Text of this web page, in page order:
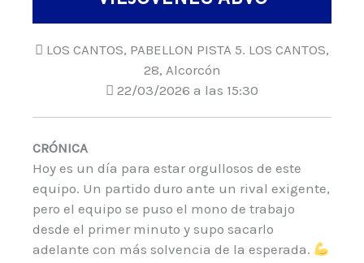
LOS CANTOS, PABELLON PISTA 5. LOS CANTOS,
28, Alcorcón
22/03/2026 a las 15:30
CRÓNICA
Hoy es un día para estar orgullosos de este
equipo. Un partido duro ante un rival exigente,
pero el equipo se puso el mono de trabajo
desde el primer minuto y supo sacarlo
adelante con más solvencia de la esperada.